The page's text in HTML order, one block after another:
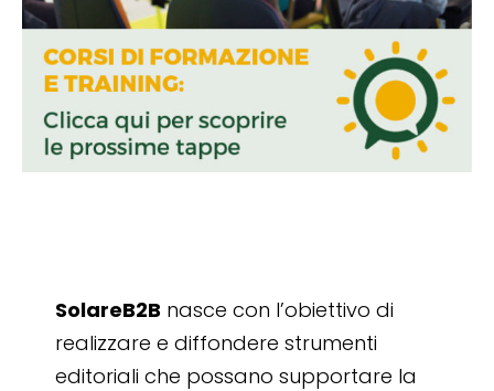
SolareB2B nasce con l’obiettivo di
realizzare e diffondere strumenti
editoriali che possano supportare la